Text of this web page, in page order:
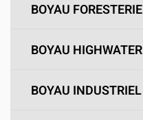
BOYAU FORESTERIE
BOYAU HIGHWATER
BOYAU INDUSTRIEL